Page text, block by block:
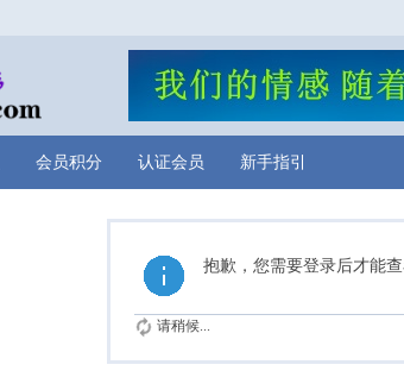
会员积分 认证会员 新手指引
抱歉，您需要登录后才能
请稍候...